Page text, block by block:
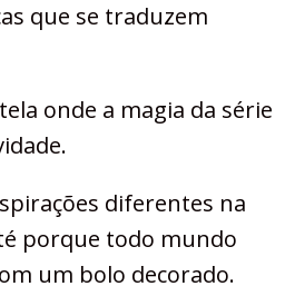
que se traduzem
onde a magia da série
diferentes na
porque todo mundo
um bolo decorado.